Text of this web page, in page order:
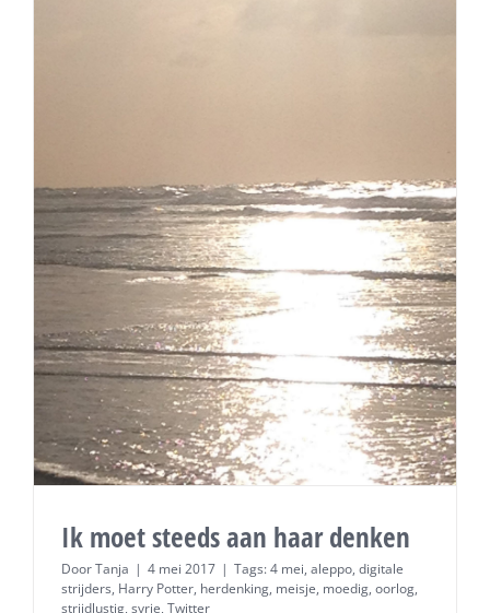
Ik moet steeds aan haar denken
DoorTanja | 4 mei 2017 | Tags:4 mei, aleppo, digitale
strijders, Harry Potter, herdenking, meisje, moedig, oorlog,
strijdlustig, syrie, Twitter